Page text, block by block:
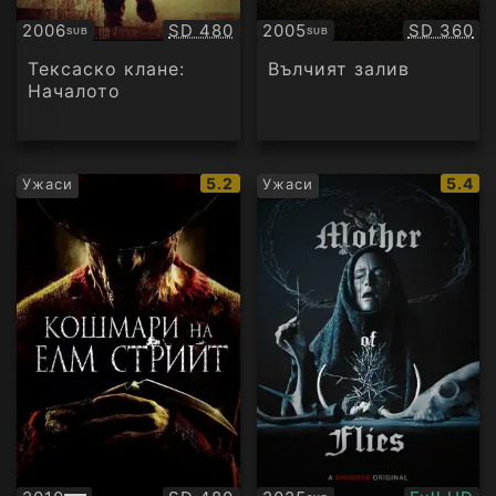
2006SUB
Субтитри Качество:
SD 480
Тексаско клане:
Началото
2005SUB
Субтитри SD 360
Вълчият залив
Ужаси
IMDb
рейтинг:
5.2 Ужаси
IMDb
5.4